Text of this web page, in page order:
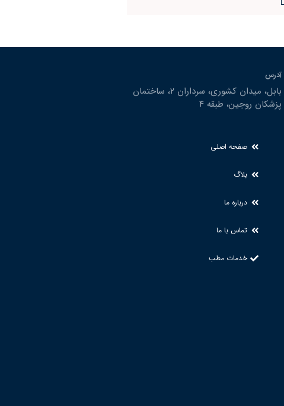
آدرس
بابل، ميدان كشوري، سرداران ٢، ساختمان
پزشكان روجين، طبقه ٤
صفحه اصلی
بلاگ
درباره ما
تماس با ما
خدمات مطب